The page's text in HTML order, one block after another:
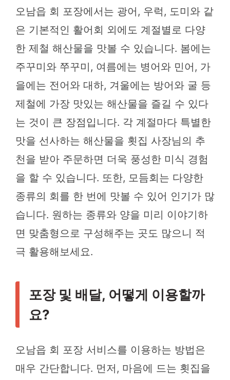
오남읍 회 포장에서는 광어, 우럭, 도미와 같
은 기본적인 활어회 외에도 계절별로 다양
한 제철 해산물을 맛볼 수 있습니다. 봄에는
주꾸미와 쭈꾸미, 여름에는 병어와 민어, 가
을에는 전어와 대하, 겨울에는 방어와 굴 등
제철에 가장 맛있는 해산물을 즐길 수 있다
는 것이 큰 장점입니다. 각 계절마다 특별한
맛을 선사하는 해산물을 횟집 사장님의 추
천을 받아 주문하면 더욱 풍성한 미식 경험
을 할 수 있습니다. 또한, 모듬회는 다양한
종류의 회를 한 번에 맛볼 수 있어 인기가 많
습니다. 원하는 종류와 양을 미리 이야기하
면 맞춤형으로 구성해주는 곳도 많으니 적
극 활용해보세요.
포장 및 배달, 어떻게 이용할까
요?
오남읍 회 포장 서비스를 이용하는 방법은
매우 간단합니다. 먼저, 마음에 드는 횟집을